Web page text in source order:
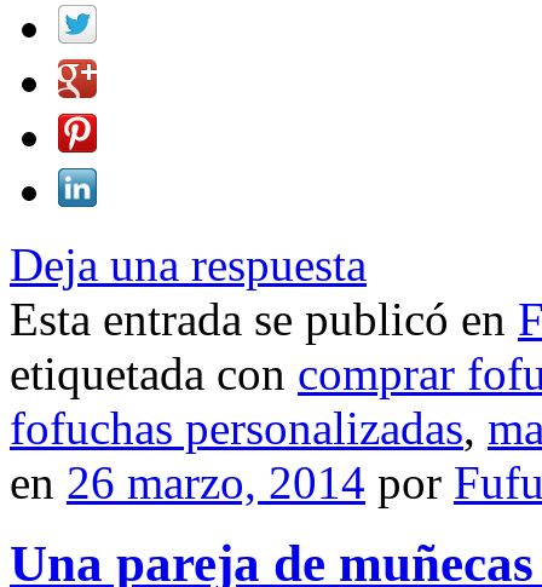
Deja una respuesta
Esta entrada se publicó en
etiquetada con comprar
fofuchas personalizadas,
en 26 marzo, 2014 por
Una pareja de